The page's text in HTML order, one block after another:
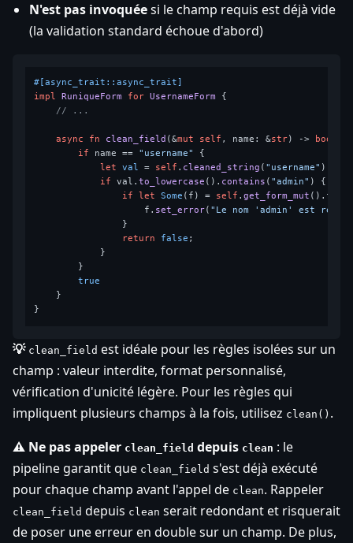
N'est pas invoquéesi le champ requis est déjà vide
(la validation standard échoue d'abord)
#[async_trait::async_trait]
impl
RuniqueForm for UsernameForm {
// ...
async fn clean_field (&mut self , name: &str) -> bool
if name == "username"
{
let
val = self . cleaned_string ( "username" ).
if val.to_lowercase (). contains ( "admin" ) {
if
let Some (f) = self .get_form_mut
                    f.
set_error( "Le nom 'admin' est
                }
return
false ;
            }
        }
true
    }
💡 clean_field est idéale pour les règles isolées sur un
champ : valeur interdite, format personnalisé,
vérification d'unicité légère. Pour les règles qui
impliquent plusieurs champs à la fois, utilisez clean() .
⚠️ Ne pas appeler clean_field depuis clean : le
pipeline garantit que clean_field s'est déjà exécuté
pour chaque champ avant l'appel de clean. Rappeler
clean_field depuis clean serait redondant et risquerait
de poser une erreur en double sur un champ. De plus,